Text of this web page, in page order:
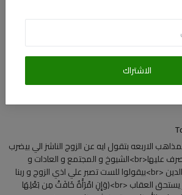
الاشتراك
الاربعه بتقول ايه عن الزوج الناشز الي بيضرب
مراته و مش بيصرف عليها<br>الشيوخ و المجتمع و العادات و
التقاليد الي ضد الدين <br>بيقولوا للست تصبر علي اذي الزوج و ربنا
بيقول عنه ناشز يستحق العقاب <br>(وَإِنِ امْرَأَةٌ خَافَتْ مِن بَعْلِهَا